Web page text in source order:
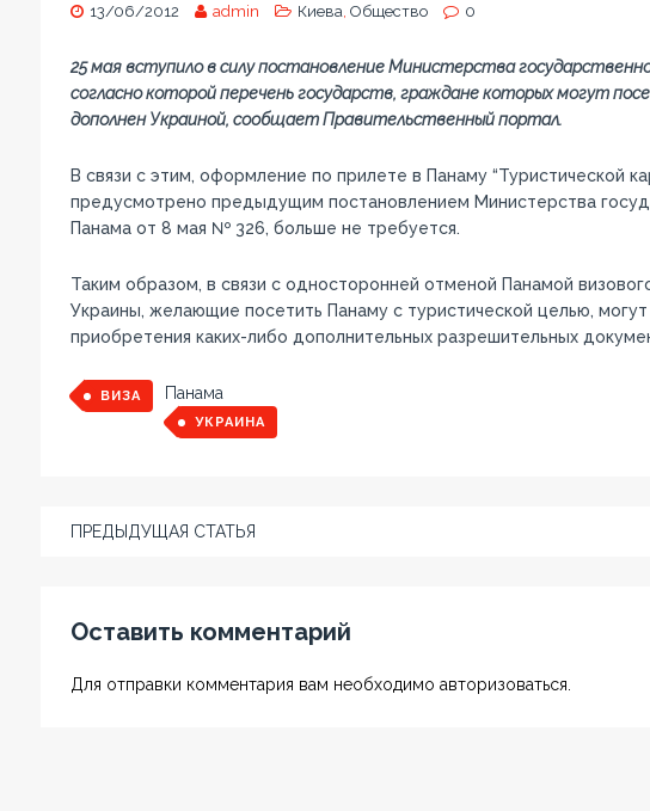
13/06/2012 admin Киева Общество 0
25 мая вступило в силу постановление Министерства
согласно которой перечень государств, граждане которых могут
дополнен Украиной, сообщает Правительственный портал.
В связи с этим, оформление по прилете в Панаму “Туристической
предусмотрено предыдущим постановлением Министерства
Панама от 8 мая № 326, больше не требуется.
Таким образом, в связи с односторонней отменой Панамой
Украины, желающие посетить Панаму с туристической целью,
приобретения каких-либо дополнительных разрешительных
ВИЗА Панама
УКРАИНА
ПРЕДЫДУЩАЯ СТАТЬЯ
Оставить комментарий
Для отправки комментария вам необходимо авторизоваться.